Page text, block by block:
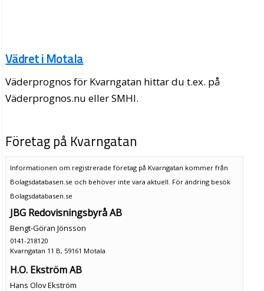
Vädret i Motala
Väderprognos för Kvarngatan hittar du t.ex. på
Väderprognos.nu eller SMHI.
Företag på Kvarngatan
Informationen om registrerade företag på Kvarngatan kommer från
Bolagsdatabasen.se och behöver inte vara aktuell. För ändring besök
Bolagsdatabasen.se
JBG Redovisningsbyrå AB
Bengt-Göran Jönsson
0141-218120
Kvarngatan 11 B, 59161 Motala
H.O. Ekström AB
Hans Olov Ekström